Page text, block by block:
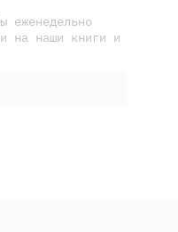
еженедельно
на наши книги и